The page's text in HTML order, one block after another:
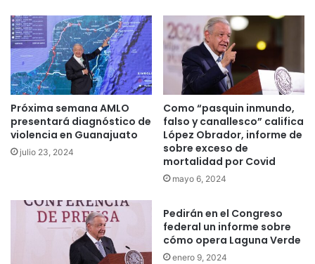
Próxima semana AMLO
presentará diagnóstico de
violencia en Guanajuato
julio 23, 2024
Como “pasquin inmundo,
falso y canallesco” califica
López Obrador, informe de
sobre exceso de
mortalidad por Covid
mayo 6, 2024
Pedirán en el Congreso
federal un informe sobre
cómo opera Laguna Verde
enero 9, 2024